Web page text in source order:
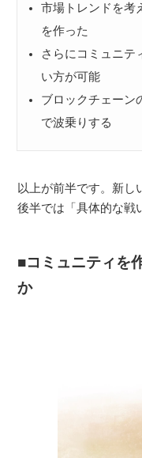
市場トレンドを考
を作った
さらにコミュニテ
い方が可能
ブロックチェーン
で波乗りする
以上が前半です。新し
後半では「具体的な戦
コミュニティを
か